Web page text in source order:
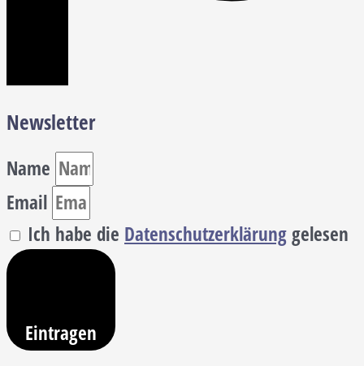
Newsletter
Name
Email
Ich habe die Datenschutzerklärung gelesen
Eintragen